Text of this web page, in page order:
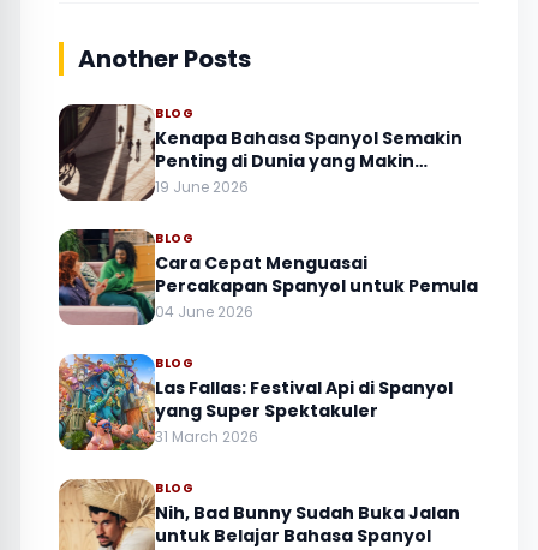
Another Posts
BLOG
Kenapa Bahasa Spanyol Semakin
Penting di Dunia yang Makin
Terhubung?
19 June 2026
BLOG
Cara Cepat Menguasai
Percakapan Spanyol untuk Pemula
04 June 2026
BLOG
Las Fallas: Festival Api di Spanyol
yang Super Spektakuler
31 March 2026
BLOG
Nih, Bad Bunny Sudah Buka Jalan
untuk Belajar Bahasa Spanyol